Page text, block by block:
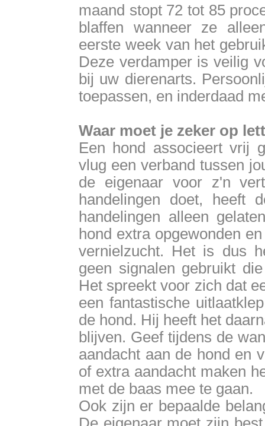
maand stopt 72 tot 85
blaffen wanneer ze
eerste week van het
Deze verdamper is veilig
bij uw dierenarts.
toepassen, en inderdaad
Waar moet je zeker op
Een hond associeert vrij
vlug een verband tussen
de eigenaar voor z'n
handelingen doet,
handelingen alleen
hond extra opgewonden
vernielzucht. Het is dus
geen signalen gebruikt
Het spreekt voor zich dat
een fantastische
de hond. Hij heeft het
blijven. Geef tijdens de
aandacht aan de hond en
of extra aandacht maken
met de baas mee te gaan.
Ook zijn er bepaalde